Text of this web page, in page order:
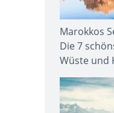
Marokkos
Die 7
Wüste und